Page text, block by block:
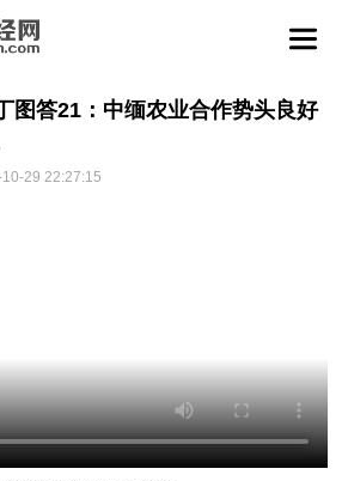
图答21：中缅农业合作势头良好
29 22:27:15